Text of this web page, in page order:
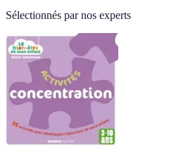
Sélectionnés par nos experts